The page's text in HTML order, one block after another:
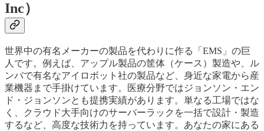
Inc）
世界中の有名メーカーの製品を代わりに作る「EMS」の巨
人です。例えば、アップル製品の筐体（ケース）製造や、ル
ンバで有名なアイロボット社の製品など、身近な家電から産
業機器まで手掛けています。医療分野ではジョンソン・エン
ド・ジョンソンとも提携実績があります。単なる工場ではな
く、クラウド大手向けのサーバーラックを一括で設計・製造
するなど、高度な技術力を持っています。あなたの家にある